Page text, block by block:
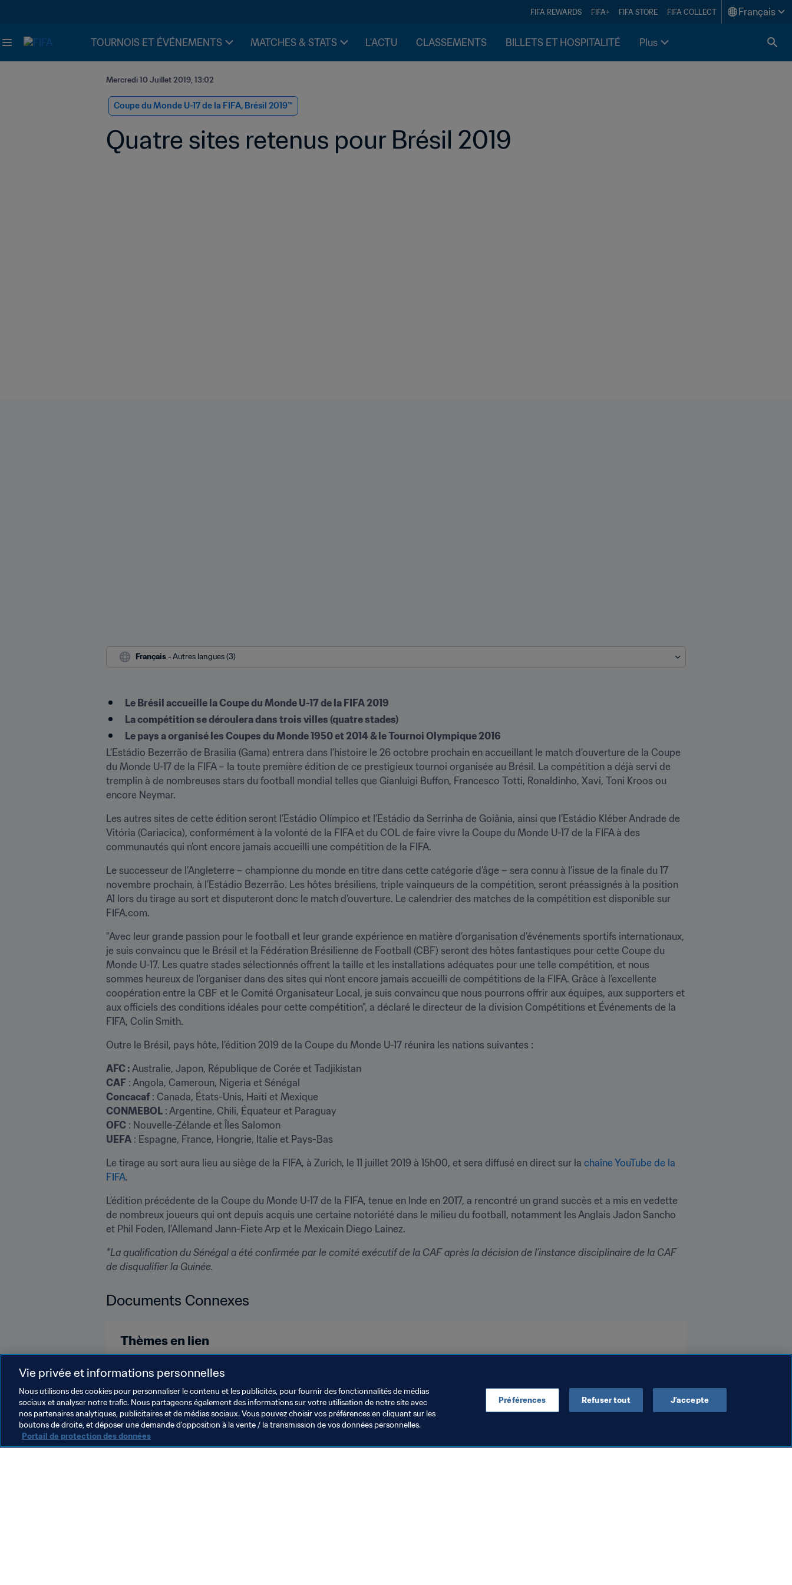
FIFA REWARDS FIFA+ FIFA STORE FIFA COLLECT Français
TOURNOIS ET ÉVÉNEMENTS MATCHES & STATS L'ACTU CLASSEMENTS BILLETS ET HOSPITALITÉ Plus
Mercredi 10 Juillet 2019, 13:02
Coupe du Monde U-17 de la FIFA, Brésil 2019™
Quatre sites retenus pour Brésil 2019
Français - Autres langues (3)
Le Brésil accueille la Coupe du Monde U-17 de la FIFA 2019
La compétition se déroulera dans trois villes (quatre stades)
Le pays a organisé les Coupes du Monde 1950 et 2014 & le Tournoi Olympique 2016
L’Estádio Bezerrão de Brasilia (Gama) entrera dans l’histoire le 26 octobre prochain en accueillant le match d’ouverture de la Coupe
du Monde U-17 de la FIFA – la toute première édition de ce prestigieux tournoi organisée au Brésil. La compétition a déjà servi de
tremplin à de nombreuses stars du football mondial telles que Gianluigi Buffon, Francesco Totti, Ronaldinho, Xavi, Toni Kroos ou
encore Neymar.
Les autres sites de cette édition seront l’Estádio Olímpico et l’Estádio da Serrinha de Goiânia, ainsi que l’Estádio Kléber Andrade de
Vitória (Cariacica), conformément à la volonté de la FIFA et du COL de faire vivre la Coupe du Monde U-17 de la FIFA à des
communautés qui n’ont encore jamais accueilli une compétition de la FIFA.
Le successeur de l’Angleterre – championne du monde en titre dans cette catégorie d’âge – sera connu à l’issue de la finale du 17
novembre prochain, à l’Estádio Bezerrão. Les hôtes brésiliens, triple vainqueurs de la compétition, seront préassignés à la position
A1 lors du tirage au sort et disputeront donc le match d’ouverture. Le calendrier des matches de la compétition est disponible sur
FIFA.com.
"Avec leur grande passion pour le football et leur grande expérience en matière d’organisation d’événements sportifs internationaux,
je suis convaincu que le Brésil et la Fédération Brésilienne de Football (CBF) seront des hôtes fantastiques pour cette Coupe du
Monde U-17. Les quatre stades sélectionnés offrent la taille et les installations adéquates pour une telle compétition, et nous
sommes heureux de l’organiser dans des sites qui n’ont encore jamais accueilli de compétitions de la FIFA. Grâce à l’excellente
coopération entre la CBF et le Comité Organisateur Local, je suis convaincu que nous pourrons offrir aux équipes, aux supporters et
aux officiels des conditions idéales pour cette compétition", a déclaré le directeur de la division Compétitions et Événements de la
FIFA, Colin Smith.
Outre le Brésil, pays hôte, l’édition 2019 de la Coupe du Monde U-17 réunira les nations suivantes :
AFC :
CAF
Concacaf
CONMEBOL
OFC
UEFA : Espagne, France, Hongrie, Italie et Pays-Bas
Le tirage au sort aura lieu au siège de la FIFA, à Zurich, le 11 juillet 2019 à 15h00, et sera diffusé en direct sur la chaîne YouTube de la
FIFA.
L’édition précédente de la Coupe du Monde U-17 de la FIFA, tenue en Inde en 2017, a rencontré un grand succès et a mis en vedette
de nombreux joueurs qui ont depuis acquis une certaine notoriété dans le milieu du football, notamment les Anglais Jadon Sancho
et Phil Foden, l’Allemand Jann-Fiete Arp et le Mexicain Diego Lainez.
*La qualification du Sénégal a été confirmée par le comité exécutif de la CAF après la décision de l’instance disciplinaire de la CAF
de disqualifier la Guinée.
Documents Connexes
Thèmes en lien
Coupe du Monde U-17 de la FIFA, Brésil 2019™
Vie privée et informations personnelles
Nous utilisons des cookies pour personnaliser le contenu et les publicités, pour fournir des fonctionnalités de médias
sociaux et analyser notre trafic. Nous partageons également des informations sur votre utilisation de notre site avec
nos partenaires analytiques, publicitaires et de médias sociaux. Vous pouvez choisir vos préférences en cliquant sur les
boutons de droite, et déposer une demande d’opposition à la vente / la transmission de vos données personnelles.
Portail de protection des données
Préférences Refuser tout J’accepte